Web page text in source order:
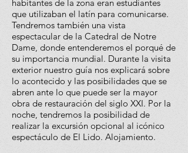
habitantes de la zona eran estudiantes
que utilizaban el latín para comunicarse.
Tendremos también una vista
espectacular de la Catedral de Notre
Dame, donde entenderemos el porqué de
su importancia mundial. Durante la visita
exterior nuestro guía nos explicará sobre
lo acontecido y las posibilidades que se
abren ante lo que puede ser la mayor
obra de restauración del siglo XXI. Por la
noche, tendremos la posibilidad de
realizar la excursión opcional al icónico
espectáculo de El Lido. Alojamiento.